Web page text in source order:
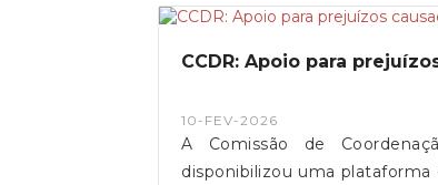
CCDR: Apoio para
10-FEV-2026
A Comissão de
disponibilizou uma